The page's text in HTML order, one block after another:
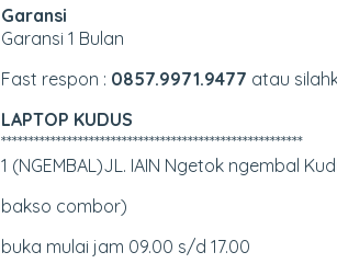
Garansi
Garansi 1 Bulan
Fast respon : 0857.9971.9477 atau
LAPTOP KUDUS
*******************************************************
1 (NGEMBAL)JL. IAIN Ngetok ngembal
bakso combor)
buka mulai jam 09.00 s/d 17.00